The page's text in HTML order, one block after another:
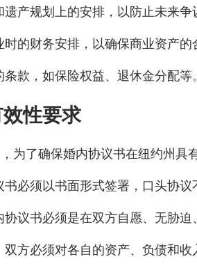
产规划上的安排，以防止未来争
的财务安排，以确保商业资产的
款，如保险权益、退休金分配等。
性要求
为了确保婚内协议书在纽约州具
书必须以书面形式签署，口头协议
协议书必须是在双方自愿、无胁
双方必须对各自的资产、负债和